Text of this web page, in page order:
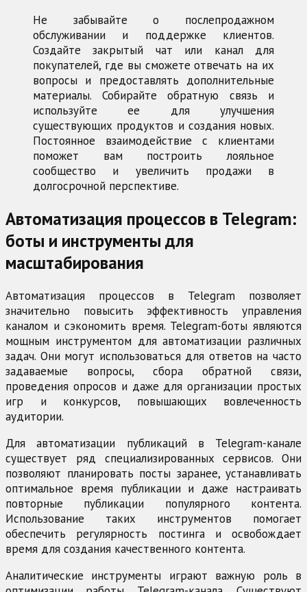
Не забывайте о послепродажном
обслуживании и поддержке клиентов.
Создайте закрытый чат или канал для
покупателей, где вы сможете отвечать на их
вопросы и предоставлять дополнительные
материалы. Собирайте обратную связь и
используйте ее для улучшения
существующих продуктов и создания новых.
Постоянное взаимодействие с клиентами
поможет вам построить лояльное
сообщество и увеличить продажи в
долгосрочной перспективе.
Автоматизация процессов в Telegram:
боты и инструменты для
масштабирования
Автоматизация процессов в Telegram позволяет
значительно повысить эффективность управления
каналом и сэкономить время. Telegram-боты являются
мощным инструментом для автоматизации различных
задач. Они могут использоваться для ответов на часто
задаваемые вопросы, сбора обратной связи,
проведения опросов и даже для организации простых
игр и конкурсов, повышающих вовлеченность
аудитории.
Для автоматизации публикаций в Telegram-канале
существует ряд специализированных сервисов. Они
позволяют планировать посты заранее, устанавливать
оптимальное время публикации и даже настраивать
повторные публикации популярного контента.
Использование таких инструментов помогает
обеспечить регулярность постинга и освобождает
время для создания качественного контента.
Аналитические инструменты играют важную роль в